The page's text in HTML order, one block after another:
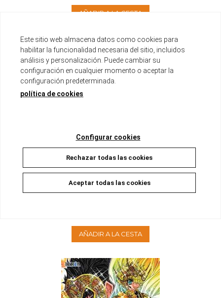
AÑADIR A LA CESTA
SAINT SEIYA: EPISODE G - ASSASSIN 02
AÑADIR A LA CESTA
Este sitio web almacena datos como cookies para
habilitar la funcionalidad necesaria del sitio, incluidos
análisis y personalización. Puede cambiar su
configuración en cualquier momento o aceptar la
configuración predeterminada.
política de cookies
Configurar cookies
Rechazar todas las cookies
Aceptar todas las cookies